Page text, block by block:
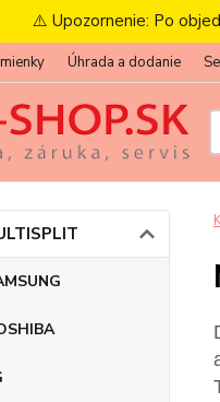
⚠️ Upozornenie: Po
Úhrada a dodanie